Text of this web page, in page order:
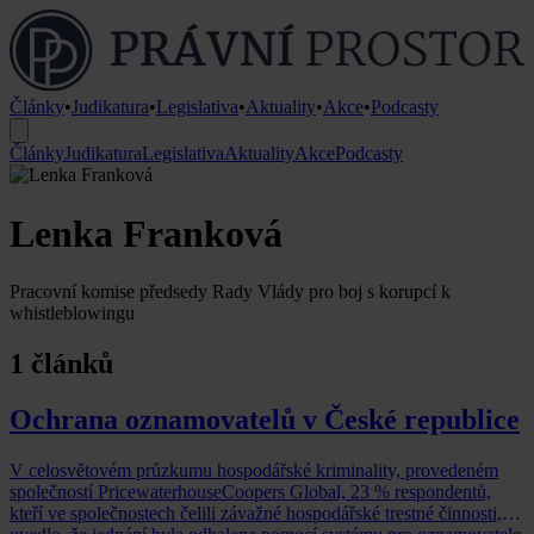
Články•Judikatura•Legislativa•Aktuality•Akce•Podcasty
ČlánkyJudikaturaLegislativaAktualityAkcePodcasty
Lenka Franková
Pracovní komise předsedy Rady Vlády pro boj s korupcí k
whistleblowingu
1 článků
Ochrana oznamovatelů v České republice
V celosvětovém průzkumu hospodářské kriminality, provedeném
společností PricewaterhouseCoopers Global, 23 % respondentů,
kteří ve společnostech čelili závažné hospodářské trestné činnosti,